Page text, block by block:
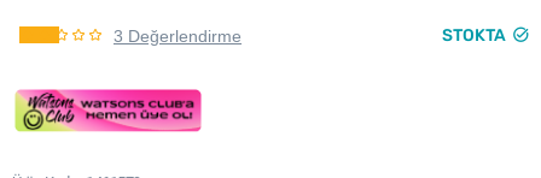
3 Değerlendirme STOKTA